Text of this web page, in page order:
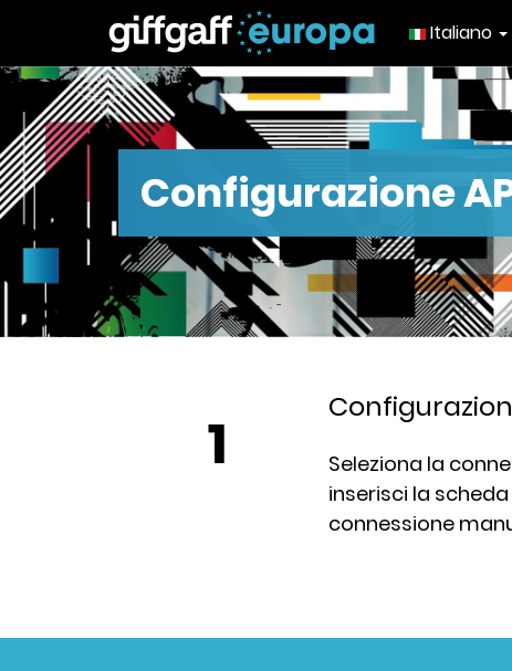
Italiano
Configurazione
1
Seleziona la
inserisci la
connessione